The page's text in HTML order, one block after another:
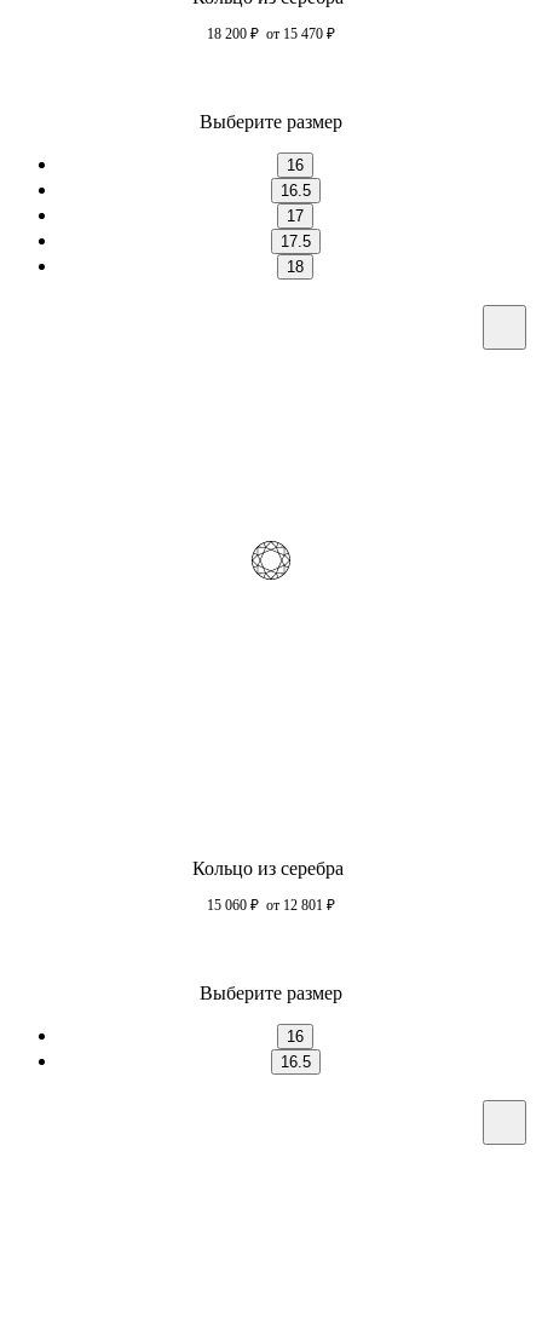
18 200 ₽ от 15 470 ₽
Выберите размер
16
16.5
17
17.5
18
Кольцо из серебра
15 060 ₽ от 12 801 ₽
Выберите размер
16
16.5